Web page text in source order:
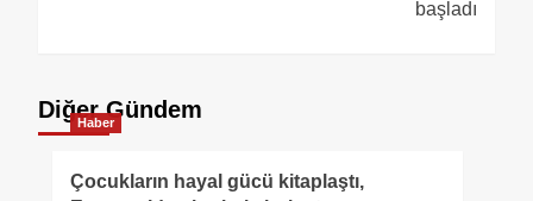
başladı
Diğer Gündem
Haber
Çocukların hayal gücü kitaplaştı,